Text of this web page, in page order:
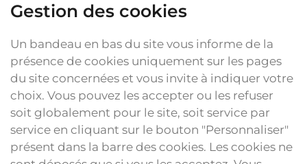
Gestion des cookies
Un bandeau en bas du site vous informe de la
présence de cookies uniquement sur les pages
du site concernées et vous invite à indiquer votre
choix. Vous pouvez les accepter ou les refuser
soit globalement pour le site, soit service par
service en cliquant sur le bouton "Personnaliser"
présent dans la barre des cookies. Les cookies ne